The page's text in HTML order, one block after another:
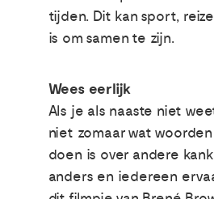
tijden. Dit kan sport,
is om samen te zijn.
Wees eerlijk
Als je als naaste niet
niet zomaar wat
doen is over andere
anders en iedereen